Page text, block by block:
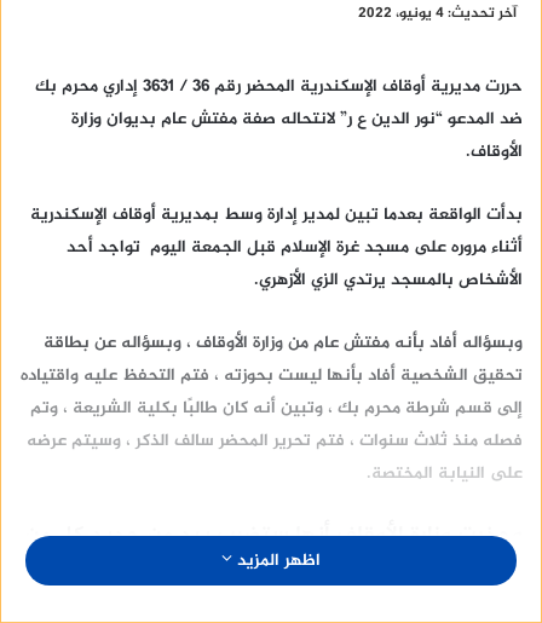
آخر تحديث: 4 يونيو، 2022
حررت مديرية أوقاف الإسكندرية المحضر رقم 36 / 3631 إداري محرم بك
ضد المدعو “نور الدين ع ر” لانتحاله صفة مفتش عام بديوان وزارة
الأوقاف.
بدأت الواقعة بعدما تبين لمدير إدارة وسط بمديرية أوقاف الإسكندرية
أثناء مروره على مسجد غرة الإسلام قبل الجمعة اليوم تواجد أحد
الأشخاص بالمسجد يرتدي الزي الأزهري.
وبسؤاله أفاد بأنه مفتش عام من وزارة الأوقاف ، وبسؤاله عن بطاقة
تحقيق الشخصية أفاد بأنها ليست بحوزته ، فتم التحفظ عليه واقتياده
إلى قسم شرطة محرم بك ، وتبين أنه كان طالبًا بكلية الشريعة ، وتم
فصله منذ ثلاث سنوات ، فتم تحرير المحضر سالف الذكر ، وسيتم عرضه
على النيابة المختصة.
وحذرت وزارة الأوقاف أنها ستضرب بيد من حديد كل من
تسول له نفسه انتحال صفة إمام أو خطيب أو مفتش
اظهر المزيد